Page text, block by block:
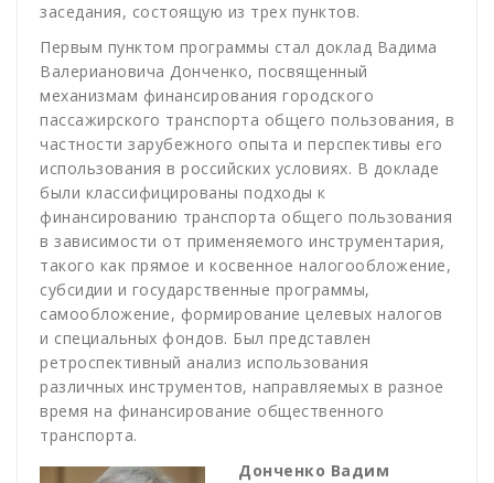
заседания, состоящую из трех пунктов.
Первым пунктом программы стал доклад Вадима
Валериановича Донченко, посвященный
механизмам финансирования городского
пассажирского транспорта общего пользования, в
частности зарубежного опыта и перспективы его
использования в российских условиях. В докладе
были классифицированы подходы к
финансированию транспорта общего пользования
в зависимости от применяемого инструментария,
такого как прямое и косвенное налогообложение,
субсидии и государственные программы,
самообложение, формирование целевых налогов
и специальных фондов. Был представлен
ретроспективный анализ использования
различных инструментов, направляемых в разное
время на финансирование общественного
транспорта.
Донченко Вадим